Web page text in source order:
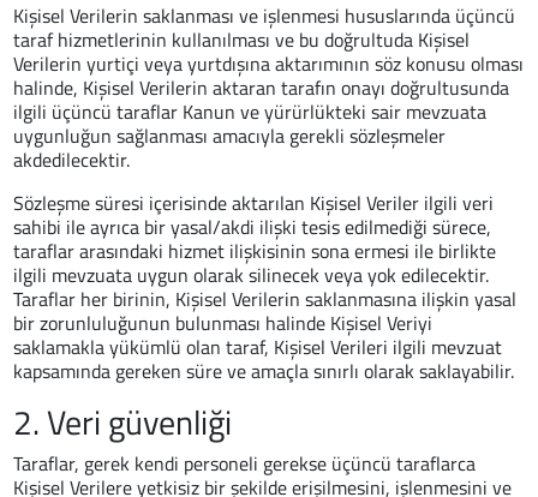
Kişisel Verilerin saklanması ve işlenmesi hususlarında üçüncü
taraf hizmetlerinin kullanılması ve bu doğrultuda Kişisel
Verilerin yurtiçi veya yurtdışına aktarımının söz konusu olması
halinde, Kişisel Verilerin aktaran tarafın onayı doğrultusunda
ilgili üçüncü taraflar Kanun ve yürürlükteki sair mevzuata
uygunluğun sağlanması amacıyla gerekli sözleşmeler
akdedilecektir.
Sözleşme süresi içerisinde aktarılan Kişisel Veriler ilgili veri
sahibi ile ayrıca bir yasal/akdi ilişki tesis edilmediği sürece,
taraflar arasındaki hizmet ilişkisinin sona ermesi ile birlikte
ilgili mevzuata uygun olarak silinecek veya yok edilecektir.
Taraflar her birinin, Kişisel Verilerin saklanmasına ilişkin yasal
bir zorunluluğunun bulunması halinde Kişisel Veriyi
saklamakla yükümlü olan taraf, Kişisel Verileri ilgili mevzuat
kapsamında gereken süre ve amaçla sınırlı olarak saklayabilir.
2. Veri güvenliği
Taraflar, gerek kendi personeli gerekse üçüncü taraflarca
Kişisel Verilere yetkisiz bir şekilde erişilmesini, işlenmesini ve